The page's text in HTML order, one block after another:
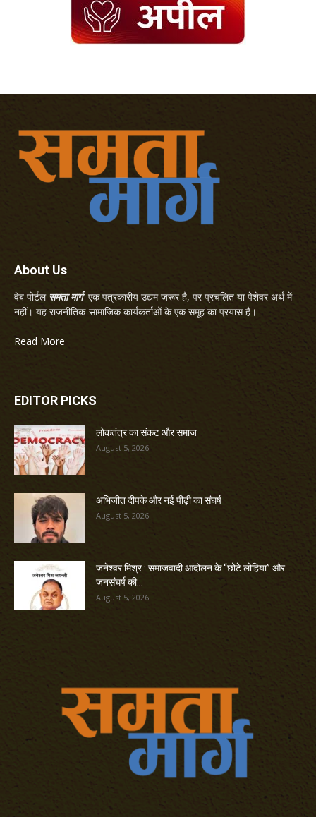
About Us
वेब पोर्टल समता मार्गएक पत्रकारीय उद्यम जरूर है, पर प्रचलित या पेशेवर अर्थ में
नहीं। यह राजनीतिक-सामाजिक कार्यकर्ताओं के एक समूह का प्रयास है।
Read More
EDITOR PICKS
लोकतंत्र का संकट और समाज
August 5, 2026
अभिजीत दीपके और नई पीढ़ी का संघर्ष
August 5, 2026
जनेश्वर मिश्र : समाजवादी आंदोलन के “छोटे लोहिया” और
जनसंघर्ष की...
August 5, 2026